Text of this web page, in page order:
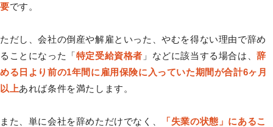
要です。
ただし、会社の倒産や解雇といった、やむを得ない理由で辞め
ることになった「特定受給資格者 」などに該当する場合は、辞
める日より前の1年間に雇用保険に入っていた期間が合計6ヶ月
以上あれば条件を満たします。
また、単に会社を辞めただけでなく、
「失業の状態」にあるこ